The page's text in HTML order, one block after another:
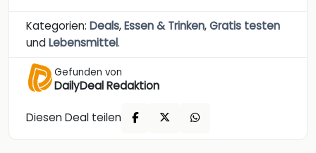
Kategorien: Deals,Essen & Trinken,Gratis testen
undLebensmittel.
Gefunden von
DailyDeal Redaktion
Diesen Deal teilen